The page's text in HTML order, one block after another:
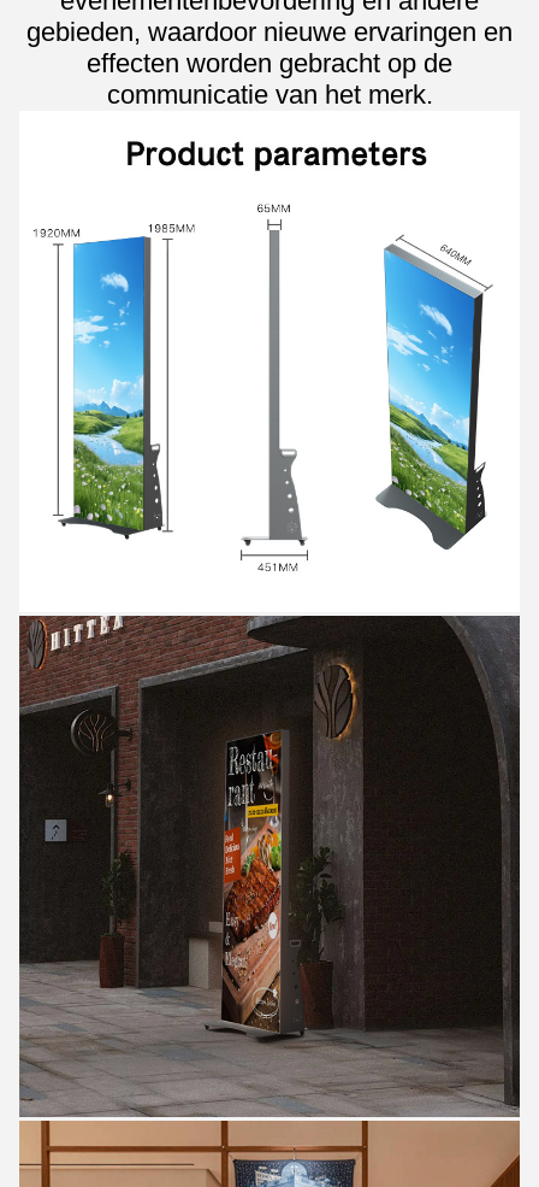
gebieden, waardoor nieuwe ervaringen en
effecten worden gebracht op de
communicatie van het merk.